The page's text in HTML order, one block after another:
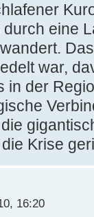
eine
war,
in der
Krise
16:20